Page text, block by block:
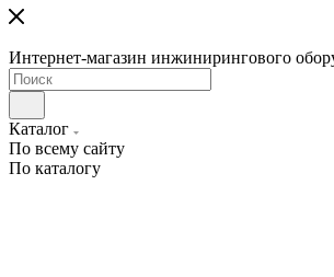
Интернет-магазин инжинирингового
Каталог
По всему сайту
По каталогу